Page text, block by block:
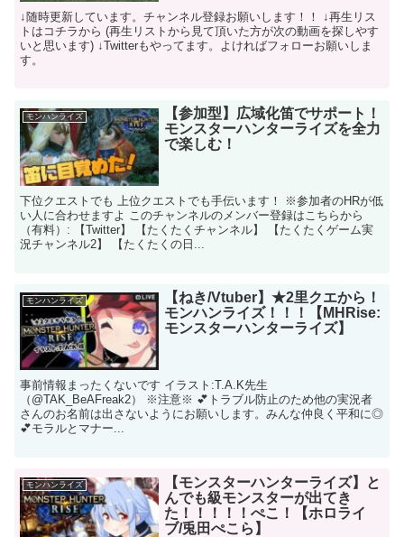
↓随時更新しています。チャンネル登録お願いします！！ ↓再生リス
トはコチラから (再生リストから見て頂いた方が次の動画を探しやす
いと思います) ↓Twitterもやってます。よければフォローお願いしま
す。
モンハンライズ
【参加型】広域化笛でサポート！
モンスターハンターライズを全力
で楽しむ！
下位クエストでも 上位クエストでも手伝います！ ※参加者のHRが低
い人に合わせますよ このチャンネルのメンバー登録はこちらから
（有料）: 【Twitter】 【たくたくチャンネル】 【たくたくゲーム実
況チャンネル2】 【たくたくの日...
モンハンライズ
【ねき/Vtuber】★2里クエから！
モンハンライズ！！！【MHRise:
モンスターハンターライズ】
事前情報まったくないです イラスト:T.A.K先生
（@TAK_BeAFreak2） ※注意※ 💕トラブル防止のため他の実況者
さんのお名前は出さないようにお願いします。みんな仲良く平和に◎
💕モラルとマナー...
モンハンライズ
【モンスターハンターライズ】と
んでも級モンスターが出てき
た！！！！！ぺこ！【ホロライ
ブ/兎田ぺこら】